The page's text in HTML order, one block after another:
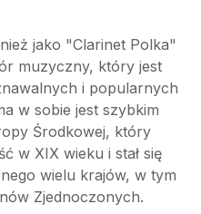
jako "Clarinet Polka"
muzyczny, który jest
i popularnych
w sobie jest szybkim
Środkowej, który
w XIX wieku i stał się
wielu krajów, w tym
Zjednoczonych.